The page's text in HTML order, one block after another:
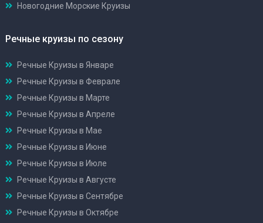
Новогодние Морские Круизы
Речные круизы по сезону
Речные Круизы в Январе
Речные Круизы в Феврале
Речные Круизы в Марте
Речные Круизы в Апреле
Речные Круизы в Мае
Речные Круизы в Июне
Речные Круизы в Июле
Речные Круизы в Августе
Речные Круизы в Сентябре
Речные Круизы в Октябре